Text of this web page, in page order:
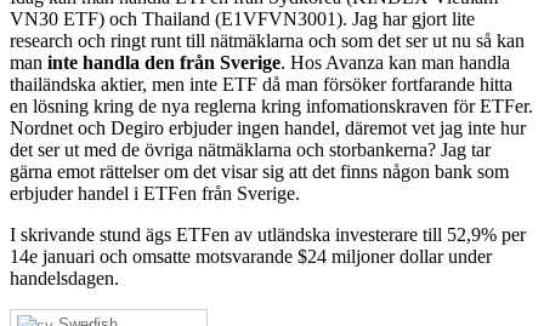
VN30 ETF) och Thailand (E1VFVN3001). Jag har gjort lite
research och ringt runt till nätmäklarna och som det ser ut nu så kan
man inte handla den från Sverige. Hos Avanza kan man handla
thailändska aktier, men inte ETF då man försöker fortfarande hitta
en lösning kring de nya reglerna kring infomationskraven för ETFer.
Nordnet och Degiro erbjuder ingen handel, däremot vet jag inte hur
det ser ut med de övriga nätmäklarna och storbankerna? Jag tar
gärna emot rättelser om det visar sig att det finns någon bank som
erbjuder handel i ETFen från Sverige.
I skrivande stund ägs ETFen av utländska investerare till 52,9% per
14e januari och omsatte motsvarande $24 miljoner dollar under
handelsdagen.